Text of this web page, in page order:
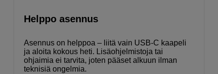
Helppo asennus
Asennus on helppoa – liitä vain USB-C kaapeli
ja aloita kokous heti. Lisäohjelmistoja tai
ohjaimia ei tarvita, joten pääset alkuun ilman
teknisiä ongelmia.